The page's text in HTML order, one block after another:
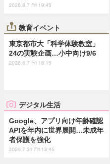
2026.8.7 Fri 19:45
教育イベント
東京都市大「科学体験教室」
24の実験企画…小中向け9/6
2026.8.7 Fri 18:15
デジタル生活
Google、アプリ向け年齢確認
APIを年内に世界展開…未成年
者保護を強化
2026.7.31 Fri 13:45